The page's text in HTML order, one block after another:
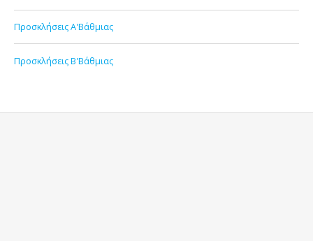
Προσκλήσεις Α'Βάθμιας
Προσκλήσεις Β'Βάθμιας